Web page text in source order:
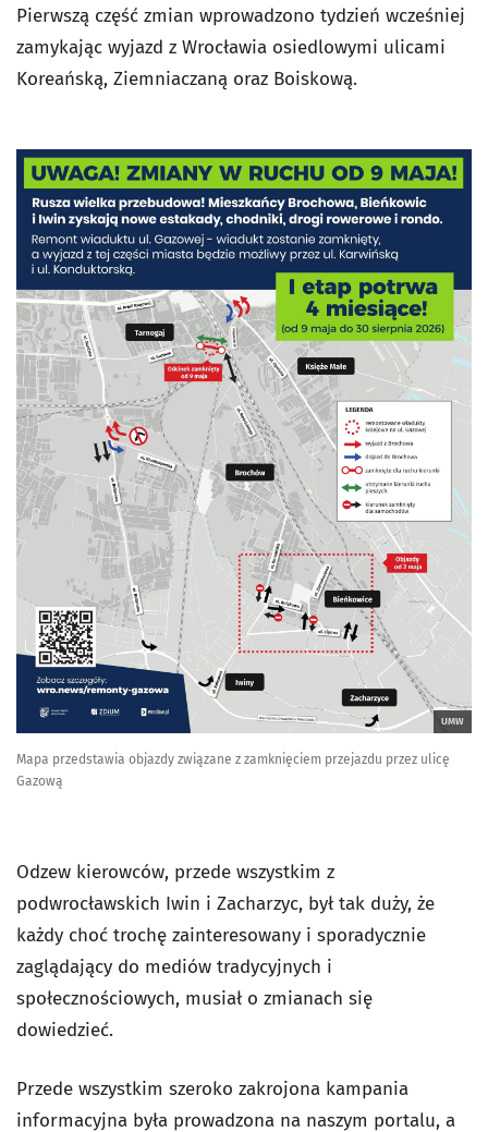
Pierwszą część zmian wprowadzono tydzień wcześniej
zamykając wyjazd z Wrocławia osiedlowymi ulicami
Koreańską, Ziemniaczaną oraz Boiskową.
UMW
Mapa przedstawia objazdy związane z zamknięciem przejazdu przez ulicę
Gazową
Odzew kierowców, przede wszystkim z
podwrocławskich Iwin i Zacharzyc, był tak duży, że
każdy choć trochę zainteresowany i sporadycznie
zaglądający do mediów tradycyjnych i
społecznościowych, musiał o zmianach się
dowiedzieć.
Przede wszystkim szeroko zakrojona kampania
informacyjna była prowadzona na naszym portalu, a